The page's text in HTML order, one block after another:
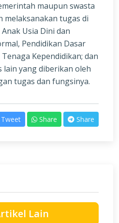
maupun swasta
tugas di
Usia Dini dan
Pendidikan Dasar
Kependidikan; dan
lain yang diberikan oleh
tugas dan fungsinya.
Tweet Share Share
Lain